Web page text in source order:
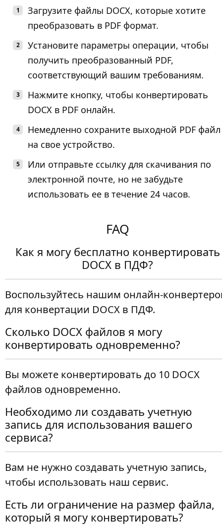
Загрузите файлы DOCX, которые хотите
преобразовать в PDF формат.
Установите параметры операции, чтобы
получить преобразованный PDF,
соответствующий вашим требованиям.
Нажмите кнопку, чтобы конвертировать
DOCX в PDF онлайн.
Немедленно сохраните выходной PDF файл
на свое устройство.
Или отправьте ссылку для скачивания по
электронной почте, но не забудьте
использовать ее в течение 24 часов.
FAQ
Как я могу бесплатно конвертировать
DOCX в ПДФ?
Воспользуйтесь нашим онлайн-
для конвертации DOCX в ПДФ.
Сколько DOCX файлов я могу
конвертировать одновременно?
Вы можете конвертировать до 10 DOCX
файлов одновременно.
Необходимо ли создавать учетную
запись для использования вашего
сервиса?
Вам не нужно создавать учетную запись,
чтобы использовать наш сервис.
Есть ли ограничение на размер файла,
который я могу конвертировать?